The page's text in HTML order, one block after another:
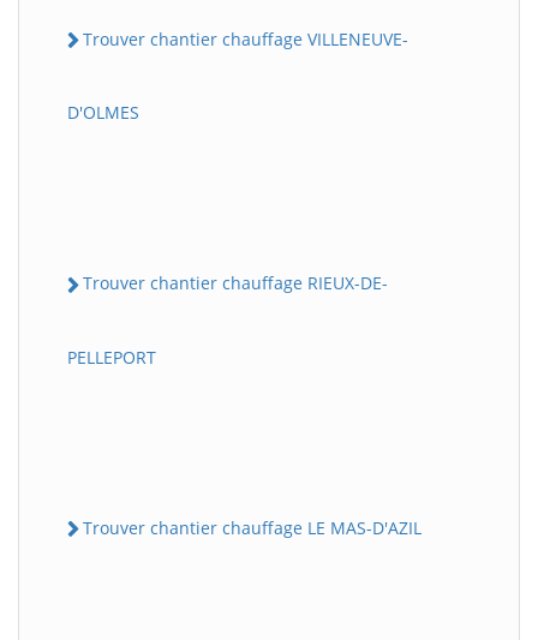
Trouver chantier chauffage VILLENEUVE-
D'OLMES
Trouver chantier chauffage RIEUX-DE-
PELLEPORT
Trouver chantier chauffage LE MAS-D'AZIL